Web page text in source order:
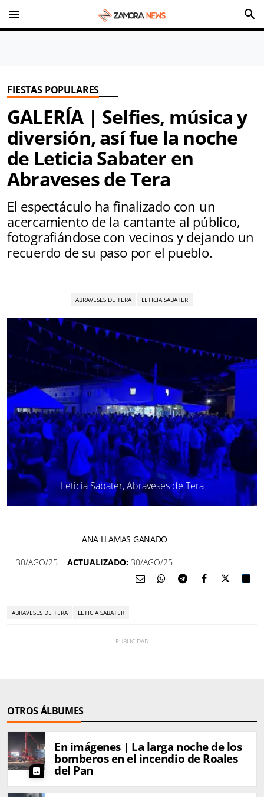
menu search
FIESTAS POPULARES
GALERÍA | Selfies, música y
diversión, así fue la noche
de Leticia Sabater en
Abraveses de Tera
El espectáculo ha finalizado con un
acercamiento de la cantante al público,
fotografiándose con vecinos y dejando un
recuerdo de su paso por el pueblo.
ABRAVESES DE TERA LETICIA SABATER
Leticia Sabater, Abraveses de Tera
ANA LLAMAS GANADO
30/AGO/25 ACTUALIZADO: 30/AGO/25
ABRAVESES DE TERA LETICIA SABATER
OTROS ÁLBUMES
photo
En imágenes | La larga noche de los
bomberos en el incendio de Roales
del Pan